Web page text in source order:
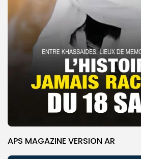
APS MAGAZINE VERSION AR